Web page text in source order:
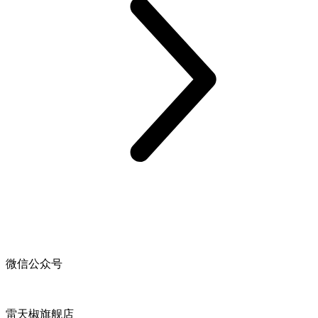
微信公众号
雷天椒旗舰店